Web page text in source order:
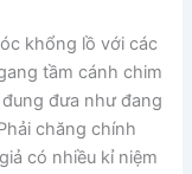
khổng lồ với các
tầm cánh chim
đưa như đang
chăng chính
có nhiều kỉ niệm